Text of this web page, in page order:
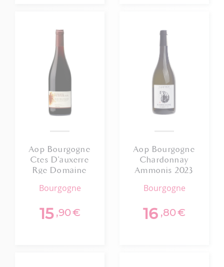
Aop Bourgogne
Ctes D'auxerre
Rge Domaine
bourgogne
15 ,90€
Aop Bourgogne
Chardonnay
Ammonis 2023
bourgogne
16 ,80€